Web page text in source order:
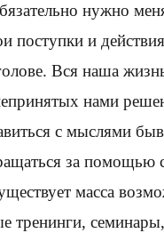
нужно
поступки и
Вся наша
нами
с мыслями
за помощью
масса
тренинги,